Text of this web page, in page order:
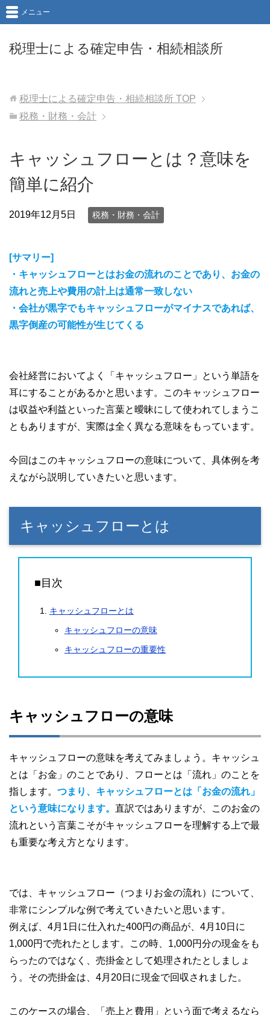
税理士による確定申告・相続相談所
メニュー
税理士による確定申告・相続相談所 TOP
税務・財務・会計
キャッシュフローとは？意味を
簡単に紹介
2019年12月5日 税務・財務・会計
[サマリー]
・キャッシュフローとはお金の流れのことであり、お金の
流れと売上や費用の計上は通常一致しない
・会社が黒字でもキャッシュフローがマイナスであれば、
黒字倒産の可能性が生じてくる
会社経営においてよく「キャッシュフロー」という単語を
耳にすることがあるかと思います。このキャッシュフロー
は収益や利益といった言葉と曖昧にして使われてしまうこ
ともありますが、実際は全く異なる意味をもっています。
今回はこのキャッシュフローの意味について、具体例を考
えながら説明していきたいと思います。
キャッシュフローとは
■目次
キャッシュフローとは
キャッシュフローの意味
キャッシュフローの重要性
キャッシュフローの意味
キャッシュフローの意味を考えてみましょう。キャッシュ
とは「お金」のことであり、フローとは「流れ」のことを
指します。 つまり、キャッシュフローとは「お金の流れ」
という意味になります。 直訳ではありますが、このお金の
流れという言葉こそがキャッシュフローを理解する上で最
も重要な考え方となります。
では、キャッシュフロー（つまりお金の流れ）について、
非常にシンプルな例で考えていきたいと思います。
例えば、4月1日に仕入れた400円の商品が、4月10日に
1,000円で売れたとします。この時、1,000円分の現金をも
らったのではなく、売掛金として処理されたとしましょ
う。その売掛金は、4月20日に現金で回収されました。
このケースの場合、「売上と費用」という面で考えるなら